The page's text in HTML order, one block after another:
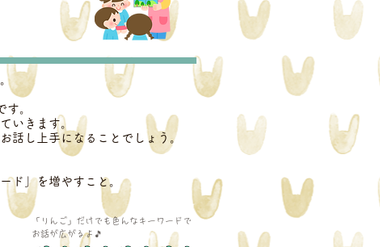
。
いきます。
話し上手になることでしょう。
ド」を増やすこと。
「りんご」だけでも色んなキーワードで
お話が広がるよ🎵